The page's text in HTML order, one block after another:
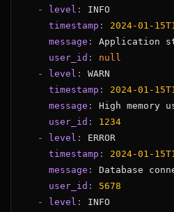
-
level :
timestamp :
2024-01-
message :
user_id :
null
-
level :
timestamp :
2024-01-
message :
user_id :
1234
-
level :
ERROR
timestamp :
2024-01-
message :
user_id :
5678
-
level :